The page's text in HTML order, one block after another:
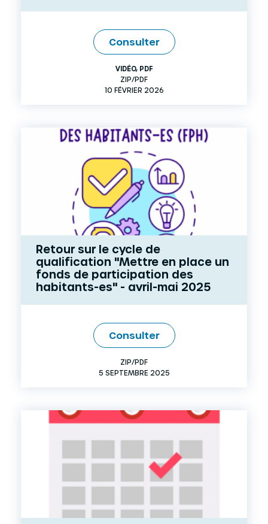
Consulter
VIDÉO, PDF
ZIP/PDF
10 FÉVRIER 2026
Retour sur le cycle de
qualification "Mettre en place un
fonds de participation des
habitants-es" - avril-mai 2025
Consulter
ZIP/PDF
5 SEPTEMBRE 2025